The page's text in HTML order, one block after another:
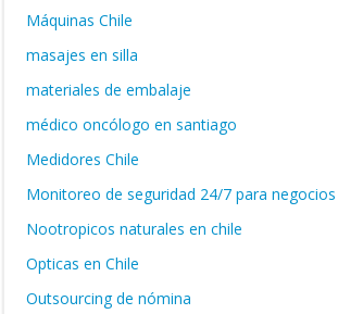
Máquinas Chile
masajes en silla
materiales de embalaje
médico oncólogo en santiago
Medidores Chile
Monitoreo de seguridad 24/7 para negocios
Nootropicos naturales en chile
Opticas en Chile
Outsourcing de nómina